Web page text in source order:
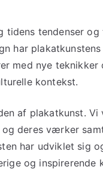
tendenser
har
med nye teknikker
kontekst.
af plakatkunst. Vi
deres værker
har udviklet sig
og inspirerende